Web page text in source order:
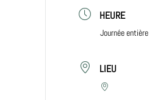
HEURE
Journée entière
LIEU